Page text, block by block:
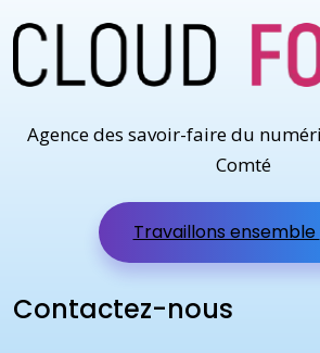
Agence des savoir-faire du
Comté
Travaillons ensemble
Contactez-nous